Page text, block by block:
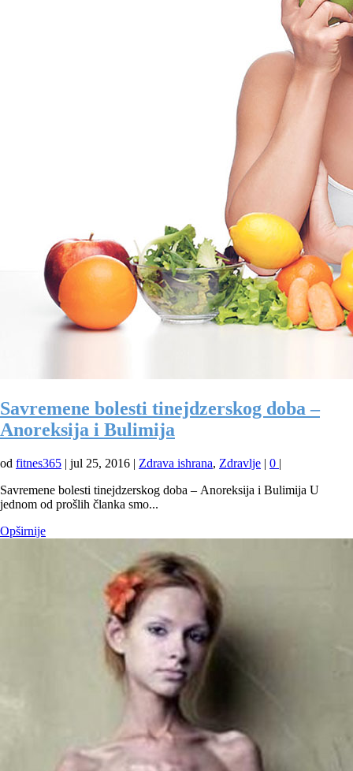
Savremene bolesti tinejdzerskog doba –
Anoreksija i Bulimija
od fitnes365 | jul 25, 2016 | Zdrava ishrana, Zdravlje | 0 |
Savremene bolesti tinejdzerskog doba – Anoreksija i Bulimija U
jednom od prošlih članka smo...
Opširnije